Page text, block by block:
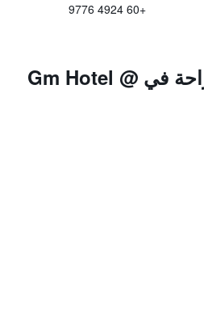
+60 4924 9776
المزايا ووسائل الراحة في Gm Hotel @